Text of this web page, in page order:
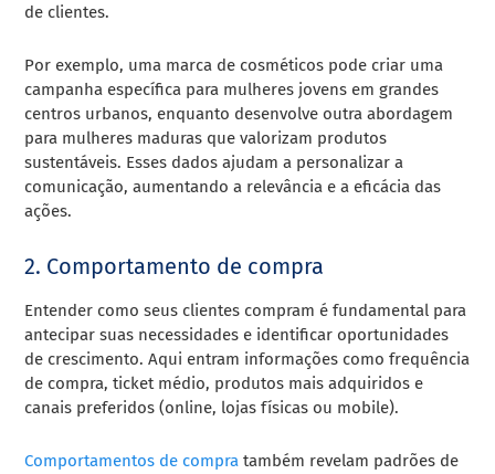
de clientes.
Por exemplo, uma marca de cosméticos pode criar uma
campanha específica para mulheres jovens em grandes
centros urbanos, enquanto desenvolve outra abordagem
para mulheres maduras que valorizam produtos
sustentáveis. Esses dados ajudam a personalizar a
comunicação, aumentando a relevância e a eficácia das
ações.
2. Comportamento de compra
Entender como seus clientes compram é fundamental para
antecipar suas necessidades e identificar oportunidades
de crescimento. Aqui entram informações como frequência
de compra, ticket médio, produtos mais adquiridos e
canais preferidos (online, lojas físicas ou mobile).
Comportamentos de compra também revelam padrões de